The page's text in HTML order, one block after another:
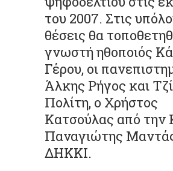
του 2007. Στις
θέσεις θα
γνωστή ηθοποιός
Γέρου, οι
Άλκης Ρήγος και
Πολίτη, ο Χρήστος
Κατσούλας από την
Παναγιώτης
ΔΗΚΚΙ.